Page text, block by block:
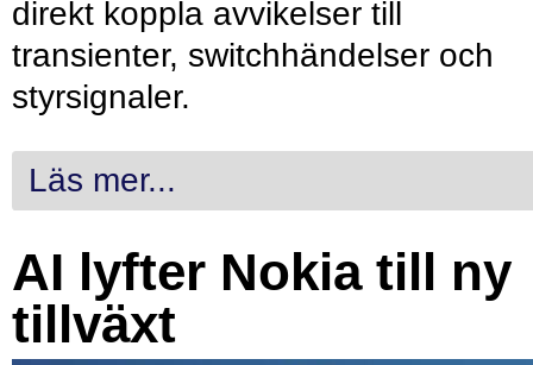
direkt koppla avvikelser till
transienter, switchhändelser och
styrsignaler.
Läs mer...
AI lyfter Nokia till ny
tillväxt